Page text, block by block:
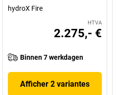
hydroX Fire
HTVA
2.275,- €
Binnen 7 werkdagen
Afficher 2 variantes